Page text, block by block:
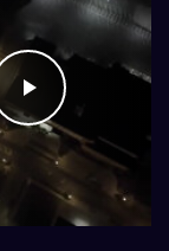
Videoyu
Oynat